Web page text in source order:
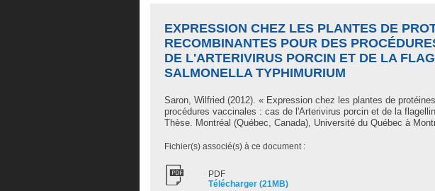
EXPRESSION CHEZ LES PLANTES DE
RECOMBINANTES POUR DES
DE L'ARTERIVIRUS PORCIN ET DE LA
SALMONELLA TYPHIMURIUM
Saron, Wilfried (2012). « Expression chez les plantes de
procédures vaccinales : cas de l'Arterivirus porcin et de la
Thèse. Montréal (Québec, Canada), Université du Québec à
Fichier(s) associé(s) à ce document :
PDF
Télécharger (21MB)